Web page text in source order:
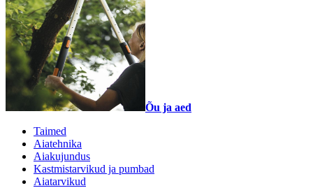
Õu ja aed
Taimed
Aiatehnika
Aiakujundus
Kastmistarvikud ja pumbad
Aiatarvikud